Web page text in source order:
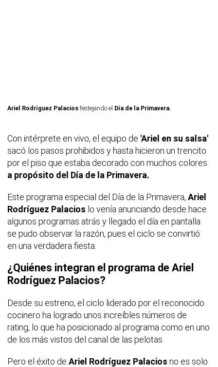
Ariel Rodríguez Palacios festejando el Día de la Primavera.
Con intérprete en vivo, el equipo de 'Ariel en su salsa'
sacó los pasos prohibidos y hasta hicieron un trencito
por el piso que estaba decorado con muchos colores
a propósito del Día de la Primavera.
Este programa especial del Día de la Primavera, Ariel
Rodríguez Palacios lo venía anunciando desde hace
algunos programas atrás y llegado el día en pantalla
se pudo observar la razón, pues el ciclo se convirtió
en una verdadera fiesta.
¿Quiénes integran el programa de Ariel
Rodríguez Palacios?
Desde su estreno, el ciclo liderado por el reconocido
cocinero ha logrado unos increíbles números de
rating, lo que ha posicionado al programa como en uno
de los más vistos del canal de las pelotas.
Pero el éxito de Ariel Rodríguez Palacios no es solo